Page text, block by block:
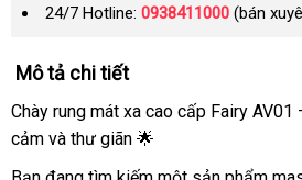
24/7 Hotline: 0938411000 (bán
Mô tả chi tiết
Chày rung mát xa cao cấp Fairy
cảm và thư giãn 🌟